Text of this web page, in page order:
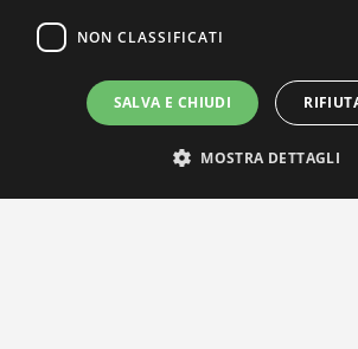
NON CLASSIFICATI
SALVA E CHIUDI
MOSTRA DETTAGLI